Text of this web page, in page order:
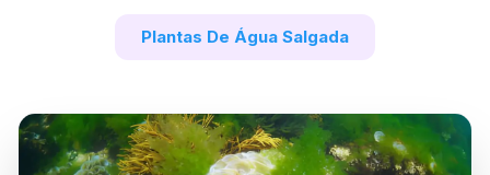
Plantas De Água Salgada